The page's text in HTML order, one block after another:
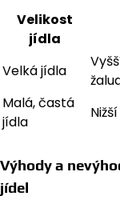
Velikost
jídla
Velká jídla
Malá, častá
jídla
Výhody a
jídel